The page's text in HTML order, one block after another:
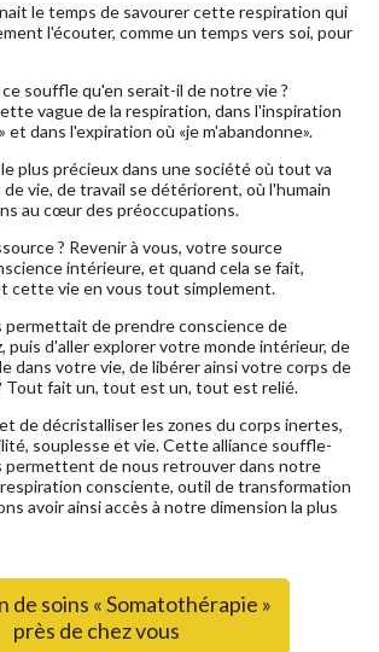
le temps de savourer cette respiration qui
l'écouter, comme un temps vers soi, pour
ce souffle qu'en serait-il de notre vie ?
vague de la respiration, dans l'inspiration
et dans l'expiration où «je m'abandonne».
plus précieux dans une société où tout va
vie, de travail se détériorent, où l'humain
au cœur des préoccupations.
? Revenir à vous, votre source
intérieure, et quand cela se fait,
cette vie en vous tout simplement.
permettait de prendre conscience de
puis d'aller explorer votre monde intérieur, de
dans votre vie, de libérer ainsi votre corps de
Tout fait un, tout est un, tout est relié.
de décristalliser les zones du corps inertes,
souplesse et vie. Cette alliance souffle-
permettent de nous retrouver dans notre
consciente, outil de transformation
avoir ainsi accès à notre dimension la plus
de soins « Somatothérapie »
près de chez vous